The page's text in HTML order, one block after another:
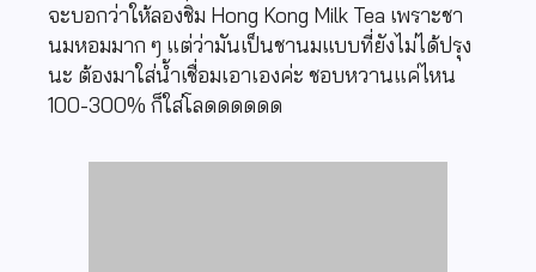
จะบอกว่าให้ลองชิม Hong Kong Milk Tea เพราะชา
นมหอมมาก ๆ แต่ว่ามันเป็นชานมแบบที่ยังไม่ได้ปรุง
นะ ต้องมาใส่น้ำเชื่อมเอาเองค่ะ ชอบหวานแค่ไหน
100-300% ก็ใส่โลดดดดดด